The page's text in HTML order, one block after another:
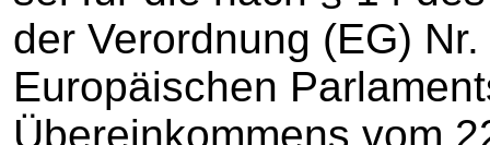
der Verordnung (EG)
Europäischen
Übereinkommens vom